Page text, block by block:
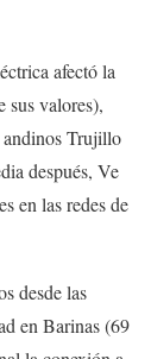
afectó la
sus valores),
andinos Trujillo
después, Ve
en las redes de
desde las
en Barinas (69